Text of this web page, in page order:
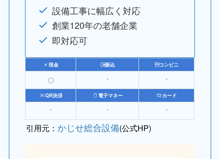
設備工事に幅広く対応
創業120年の老舗企業
即対応可
現金 振込 コンビニ
〇 ⁻ ⁻
QR決済 電子マネー カード
⁻ ⁻ ⁻
引用元： かじせ総合設備(公式HP)